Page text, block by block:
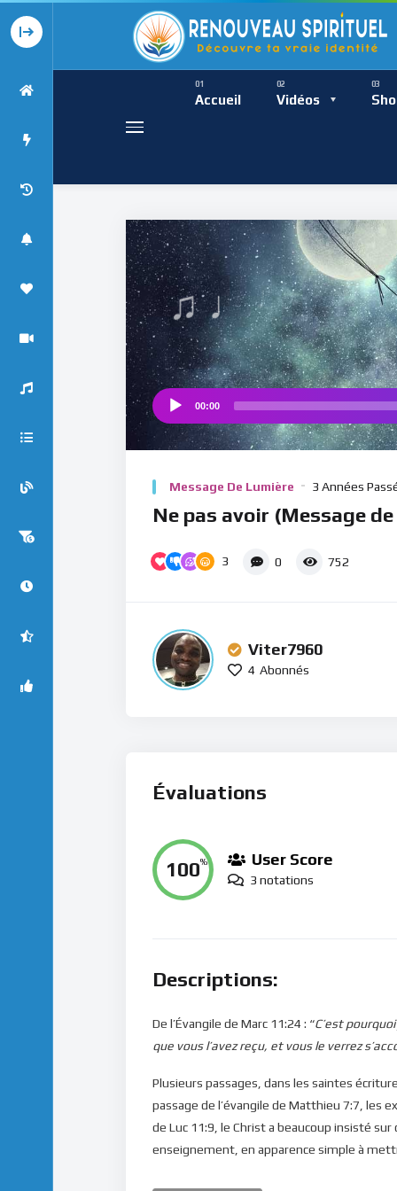
Accueil Vidéos
Présence
Présence
♩
Audio
Player
00:00
Message De Lumière 3 Années
Ne pas avoir (Message
3 0 752
Viter7960
4 Abonnés
Évaluations
100% User Score
3 notations
Descriptions:
De l’Évangile de Marc 11:24 : “C’est
que vous l’avez reçu, et vous le verrez
Plusieurs passages, dans les saintes
passage de l’évangile de Matthieu 7:7, les
de Luc 11:9, le Christ a beaucoup insisté
enseignement, en apparence simple à